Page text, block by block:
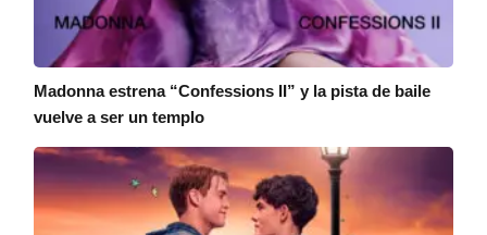
Madonna estrena “Confessions II” y la pista de baile
vuelve a ser un templo